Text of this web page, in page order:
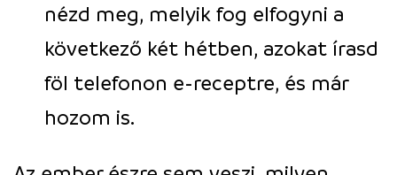
nézd meg, melyik fog elfogyni a
következő két hétben, azokat írasd
föl telefonon e-receptre, és már
hozom is.